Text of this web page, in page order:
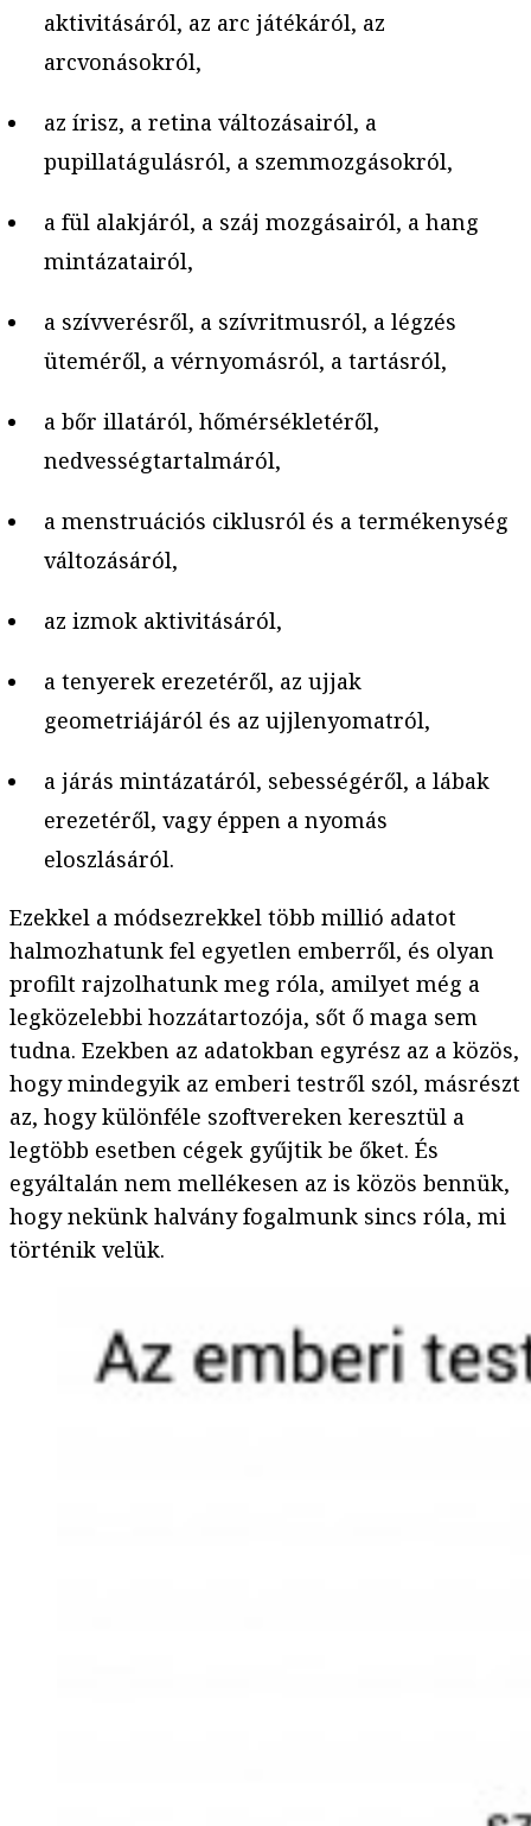
aktivitásáról, az arc játékáról, az
arcvonásokról,
az írisz, a retina változásairól, a
pupillatágulásról, a szemmozgásokról,
a fül alakjáról, a száj mozgásairól, a hang
mintázatairól,
a szívverésről, a szívritmusról, a légzés
üteméről, a vérnyomásról, a tartásról,
a bőr illatáról, hőmérsékletéről,
nedvességtartalmáról,
a menstruációs ciklusról és a termékenység
változásáról,
az izmok aktivitásáról,
a tenyerek erezetéről, az ujjak
geometriájáról és az ujjlenyomatról,
a járás mintázatáról, sebességéről, a lábak
erezetéről, vagy éppen a nyomás
eloszlásáról.
Ezekkel a módsezrekkel több millió adatot
halmozhatunk fel egyetlen emberről, és olyan
profilt rajzolhatunk meg róla, amilyet még a
legközelebbi hozzátartozója, sőt ő maga sem
tudna. Ezekben az adatokban egyrész az a közös,
hogy mindegyik az emberi testről szól, másrészt
az, hogy különféle szoftvereken keresztül a
legtöbb esetben cégek gyűjtik be őket. És
egyáltalán nem mellékesen az is közös bennük,
hogy nekünk halvány fogalmunk sincs róla, mi
történik velük.